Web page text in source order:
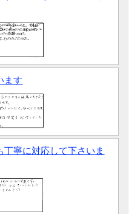
ます
丁寧に対応して下さいま